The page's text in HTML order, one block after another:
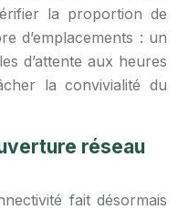
la proportion de
d’emplacements : un
d’attente aux heures
la convivialité du
réseau
fait désormais